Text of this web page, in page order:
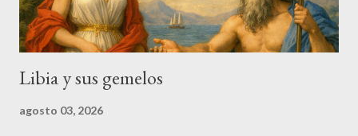
Libia y sus gemelos
agosto 03, 2026